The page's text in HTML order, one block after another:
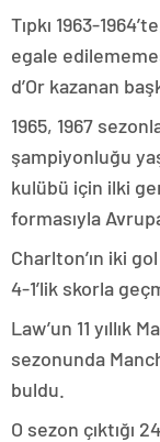
Tıpkı 1963-
egale
d’Or kazanan
1965, 1967
şampiyonluğu
kulübü için ilki
formasıyla Avrupa
Charlton’ın iki
4-1’lik skorla
Law’un 11 yıllık
sezonunda
buldu.
O sezon çıktığı